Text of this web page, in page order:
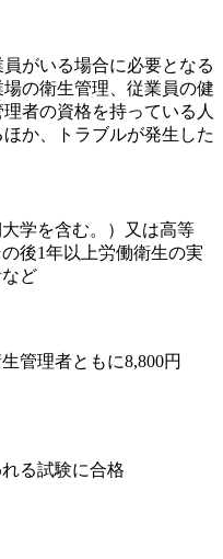
がいる場合に必要となる
の衛生管理、従業員の健
者の資格を持っている人
か、トラブルが発生した
学を含む。）又は高等
後1年以上労働衛生の実
ど
管理者ともに8,800円
る試験に合格